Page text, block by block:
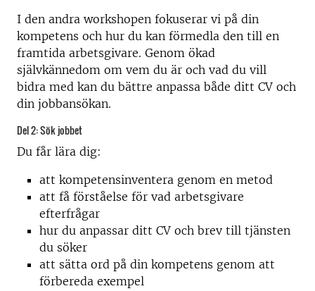
I den andra workshopen fokuserar vi på din
kompetens och hur du kan förmedla den till en
framtida arbetsgivare. Genom ökad
självkännedom om vem du är och vad du vill
bidra med kan du bättre anpassa både ditt CV och
din jobbansökan.
Del 2: Sök jobbet
Du får lära dig:
att kompetensinventera genom en metod
att få förståelse för vad arbetsgivare
efterfrågar
hur du anpassar ditt CV och brev till tjänsten
du söker
att sätta ord på din kompetens genom att
förbereda exempel